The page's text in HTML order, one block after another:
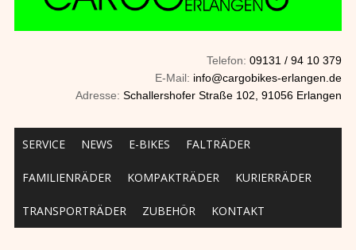
Telefon:09131 / 94 10 379
E-Mail: info@cargobikes-erlangen.de
Adresse:Schallershofer Straße 102, 91056 Erlangen
Main menu
SERVICE NEWS E-BIKES FALTRÄDER
FAMILIENRÄDER KOMPAKTRÄDER KURIERRÄDER
TRANSPORTRÄDER ZUBEHÖR KONTAKT